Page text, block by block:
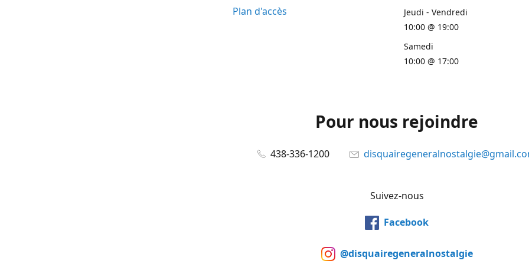
Plan d'accès
Jeudi - Vendredi
10:00 @ 19:00
Samedi
10:00 @ 17:00
Pour nous rejoindre
438-336-1200
Suivez-nous
Facebook
@disquairegeneralnostalgie